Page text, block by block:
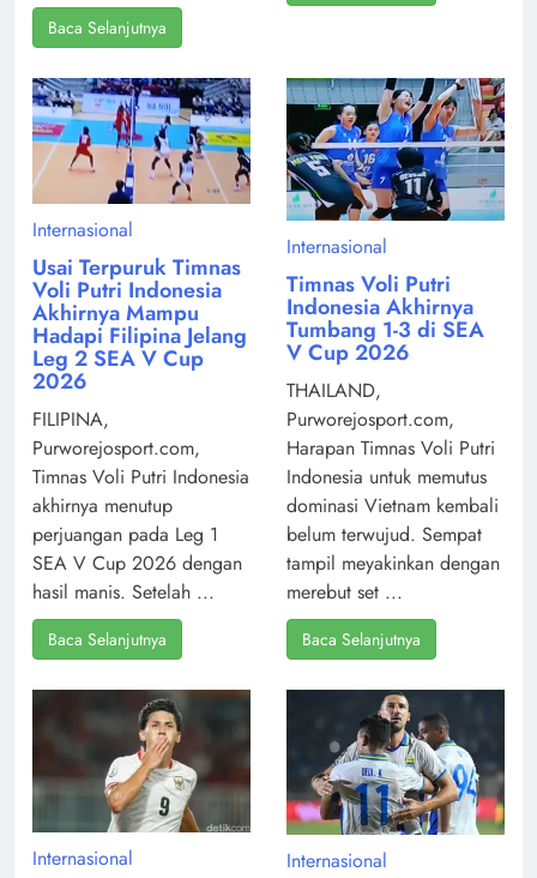
Baca Selanjutnya
Internasional
Usai Terpuruk Timnas
Voli Putri Indonesia
Akhirnya Mampu
Hadapi Filipina Jelang
Leg 2 SEA V Cup
2026
FILIPINA,
Purworejosport.com,
Timnas Voli Putri Indonesia
akhirnya menutup
perjuangan pada Leg 1
SEA V Cup 2026 dengan
hasil manis. Setelah ...
Baca Selanjutnya
Internasional
Timnas Voli Putri
Indonesia Akhirnya
Tumbang 1-3 di SEA
V Cup 2026
THAILAND,
Purworejosport.com,
Harapan Timnas Voli Putri
Indonesia untuk memutus
dominasi Vietnam kembali
belum terwujud. Sempat
tampil meyakinkan dengan
merebut set ...
Baca Selanjutnya
Internasional Internasional